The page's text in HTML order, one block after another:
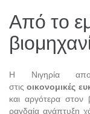
Από το
Η Νιγηρία
στιςοικονομικές
και αργότερα στον
ραγδαία ανάπτυξη